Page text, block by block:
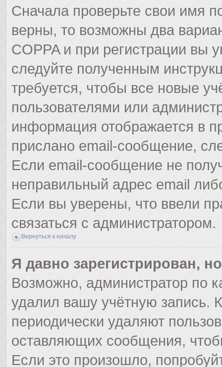
Сначала проверьте свои имя
верны, то возможны два
COPPA и при регистрации вы
следуйте полученным
требуется, чтобы все новые
пользователями или
информация отображается в
прислано email-сообщение,
Если email-сообщение не
неправильный адрес email
Если вы уверены, что ввели
связаться с администратором.
Вернуться к началу
Я давно зарегистрирован,
Возможно, администратор по
удалил вашу учётную запись.
периодически удаляют
оставляющих сообщения,
Если это произошло,